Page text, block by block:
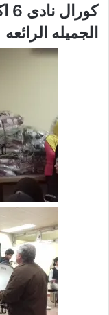
الجميله الرائعه